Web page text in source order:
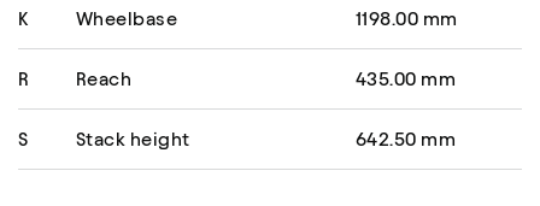
K Wheelbase 1198.00 mm
R Reach 435.00 mm
S Stack height 642.50 mm